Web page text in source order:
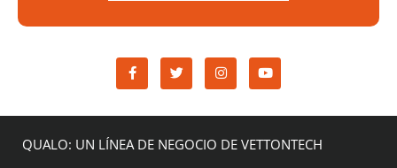
QUALO: UN LÍNEA DE NEGOCIO DE VETTONTECH